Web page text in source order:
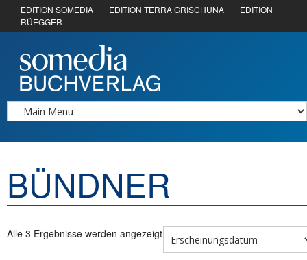
EDITION SOMEDIA EDITION TERRA GRISCHUNA
EDITION
RÜEGGER
BÜNDNER
Alle 3 Ergebnisse werden angezeigt